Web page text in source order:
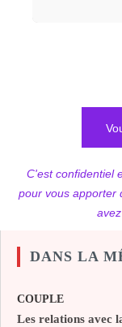
C'est confidentiel
pour vous apporter
DANS LA
COUPLE
Les relations avec